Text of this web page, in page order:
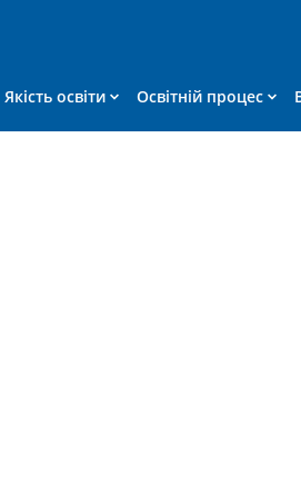
Якість освіти Освітній процес